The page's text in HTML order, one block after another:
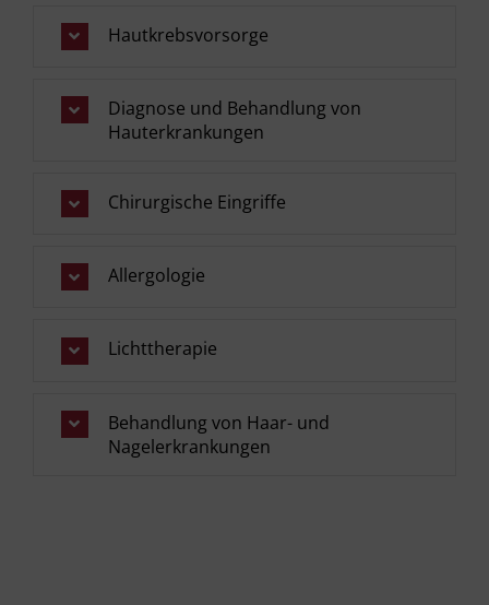
Hautkrebsvorsorge
Diagnose und Behandlung von
Hauterkrankungen
Chirurgische Eingriffe
Allergologie
Lichttherapie
Behandlung von Haar- und
Nagelerkrankungen